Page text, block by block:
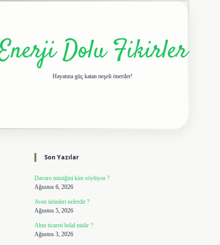
Dolu Fikirler
Hayatına güç katan neşeli öneriler!
Sidebar
Son Yazılar
Davaro müziğini kim söylüyor ?
Ağustos 6, 2026
Aven ürünleri nelerdir ?
Ağustos 5, 2026
Altın ticareti helal midir ?
Ağustos 3, 2026